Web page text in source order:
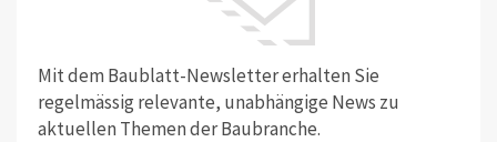
Mit dem Baublatt-Newsletter erhalten Sie
regelmässig relevante, unabhängige News zu
aktuellen Themen der Baubranche.